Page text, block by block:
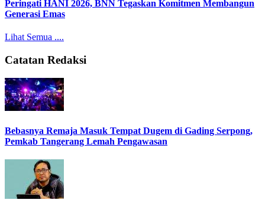
Peringati HANI 2026, BNN Tegaskan Komitmen Membangun
Generasi Emas
Lihat Semua ....
Catatan Redaksi
Bebasnya Remaja Masuk Tempat Dugem di Gading Serpong,
Pemkab Tangerang Lemah Pengawasan